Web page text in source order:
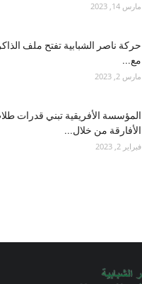
مارس 14, 2023
حركة ناصر الشبابية تفتح ملف
مع...
مارس 2, 2023
المؤسسة الأفريقية تبني قدرات
الأفارقة من خلال...
فبراير 2, 2023